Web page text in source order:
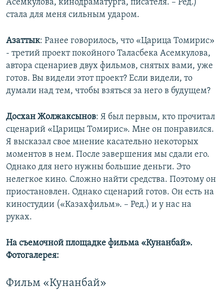
Асемкулова, кинодраматурга, писателя. – Ред.)
стала для меня сильным ударом.
Азаттык: Ранее говорилось, что «Царица Томирис»
- третий проект покойного Таласбека Асемкулова,
автора сценариев двух фильмов, снятых вами, уже
готов. Вы видели этот проект? Если видели, то
думали над тем, чтобы взяться за него в будущем?
Досхан Жолжаксынов: Я был первым, кто прочитал
сценарий «Царицы Томирис». Мне он понравился.
Я высказал свое мнение касательно некоторых
моментов в нем. После завершения мы сдали его.
Однако для него нужны большие деньги. Это
нелегкое кино. Сложно найти средства. Поэтому он
приостановлен. Однако сценарий готов. Он есть на
киностудии («Казахфильм». – Ред.) и у нас на
руках.
На съемочной площадке фильма «Кунанбай».
Фотогалерея:
Фильм «Кунанбай»